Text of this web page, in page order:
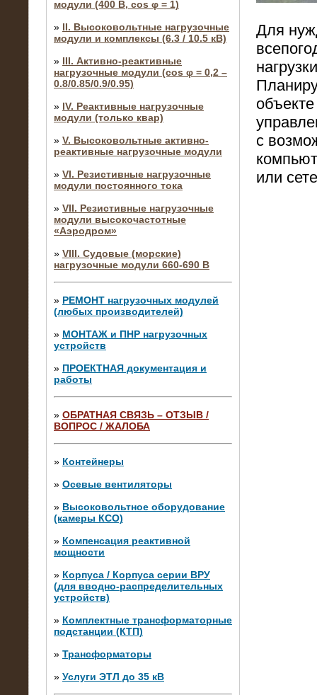
модули (400 В, cos φ = 1)
» II. Высоковольтные нагрузочные
модули и комплексы (6.3 / 10.5 кВ)
» III. Активно-реактивные
нагрузочные модули (cos φ = 0,2 –
0.8/0.85/0.9/0.95)
» IV. Реактивные нагрузочные
модули (только квар)
» V. Высоковольтные активно-
реактивные нагрузочные модули
» VI. Резистивные нагрузочные
модули постоянного тока
» VII. Резистивные нагрузочные
модули высокочастотные
«Аэродром»
» VIII. Судовые (морские)
нагрузочные модули 660-690 В
» РЕМОНТ нагрузочных модулей
(любых производителей)
» МОНТАЖ и ПНР нагрузочных
устройств
» ПРОЕКТНАЯ документация и
работы
» ОБРАТНАЯ СВЯЗЬ – ОТЗЫВ /
ВОПРОС / ЖАЛОБА
» Контейнеры
» Осевые вентиляторы
» Высоковольтное оборудование
(камеры КСО)
» Компенсация реактивной
мощности
» Корпуса / Корпуса серии ВРУ
(для вводно-распределительных
устройств)
» Комплектные трансформаторные
подстанции (КТП)
» Трансформаторы
» Услуги ЭТЛ до 35 кВ
10.04.2015
Аренда нагрузочного модуля 4 МВт,
10 кВ
28.02.2015
Нагрузочные модули 700 кВт (4
штуки)
Для
с
или